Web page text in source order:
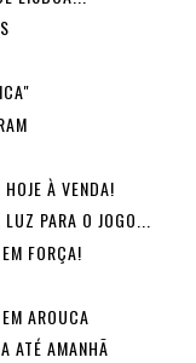
À VENDA!
PARA O JOGO...
FORÇA!
AROUCA
ATÉ AMANHÃ